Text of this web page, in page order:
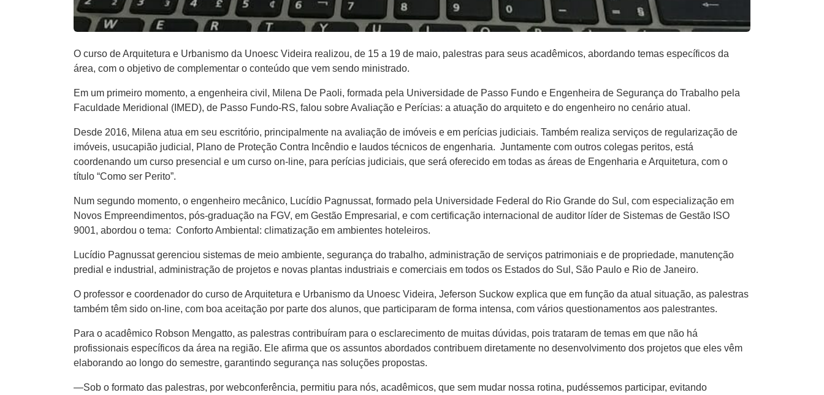
O curso de Arquitetura e Urbanismo da Unoesc Videira realizou, de 15 a 19 de maio, palestras para seus acadêmicos, abordando temas específicos da
área, com o objetivo de complementar o conteúdo que vem sendo ministrado.
Em um primeiro momento, a engenheira civil, Milena De Paoli, formada pela Universidade de Passo Fundo e Engenheira de Segurança do Trabalho pela
Faculdade Meridional (IMED), de Passo Fundo-RS, falou sobre Avaliação e Perícias: a atuação do arquiteto e do engenheiro no cenário atual.
Desde 2016, Milena atua em seu escritório, principalmente na avaliação de imóveis e em perícias judiciais. Também realiza serviços de regularização de
imóveis, usucapião judicial, Plano de Proteção Contra Incêndio e laudos técnicos de engenharia. Juntamente com outros colegas peritos, está
coordenando um curso presencial e um curso on-line, para perícias judiciais, que será oferecido em todas as áreas de Engenharia e Arquitetura, com o
título “Como ser Perito”.
Num segundo momento, o engenheiro mecânico, Lucídio Pagnussat, formado pela Universidade Federal do Rio Grande do Sul, com especialização em
Novos Empreendimentos, pós-graduação na FGV, em Gestão Empresarial, e com certificação internacional de auditor líder de Sistemas de Gestão ISO
9001, abordou o tema: Conforto Ambiental: climatização em ambientes hoteleiros.
Lucídio Pagnussat gerenciou sistemas de meio ambiente, segurança do trabalho, administração de serviços patrimoniais e de propriedade, manutenção
predial e industrial, administração de projetos e novas plantas industriais e comerciais em todos os Estados do Sul, São Paulo e Rio de Janeiro.
O professor e coordenador do curso de Arquitetura e Urbanismo da Unoesc Videira, Jeferson Suckow explica que em função da atual situação, as palestras
também têm sido on-line, com boa aceitação por parte dos alunos, que participaram de forma intensa, com vários questionamentos aos palestrantes.
Para o acadêmico Robson Mengatto, as palestras contribuíram para o esclarecimento de muitas dúvidas, pois trataram de temas em que não há
profissionais específicos da área na região. Ele afirma que os assuntos abordados contribuem diretamente no desenvolvimento dos projetos que eles vêm
elaborando ao longo do semestre, garantindo segurança nas soluções propostas.
—Sob o formato das palestras, por webconferência, permitiu para nós, acadêmicos, que sem mudar nossa rotina, pudéssemos participar, evitando